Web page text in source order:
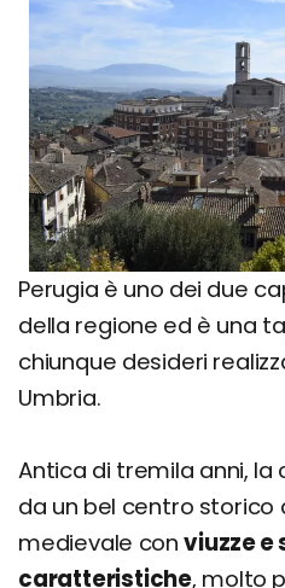
Perugia è uno dei due
della regione ed è una
chiunque desideri
Umbria.
Antica di tremila anni,
da un bel centro storico
medievale conviuzze e
caratteristiche, molto